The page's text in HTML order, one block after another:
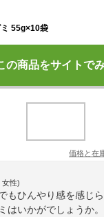
55g×10袋
の商品をサイトで
価格と在
女性)
もひんやり感を感じ
はいかがでしょうか